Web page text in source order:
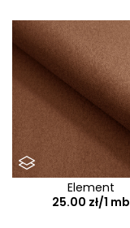
Element
25.00 zł/1 mb